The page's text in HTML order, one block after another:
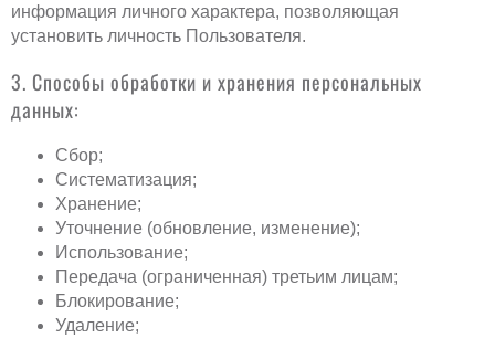
информация личного характера, позволяющая
установить личность Пользователя.
3. Способы обработки и хранения персональных
данных:
Сбор;
Систематизация;
Хранение;
Уточнение (обновление, изменение);
Использование;
Передача (ограниченная) третьим лицам;
Блокирование;
Удаление;